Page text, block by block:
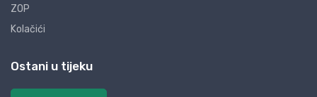
ZOP
Kolačići
Ostani u tijeku